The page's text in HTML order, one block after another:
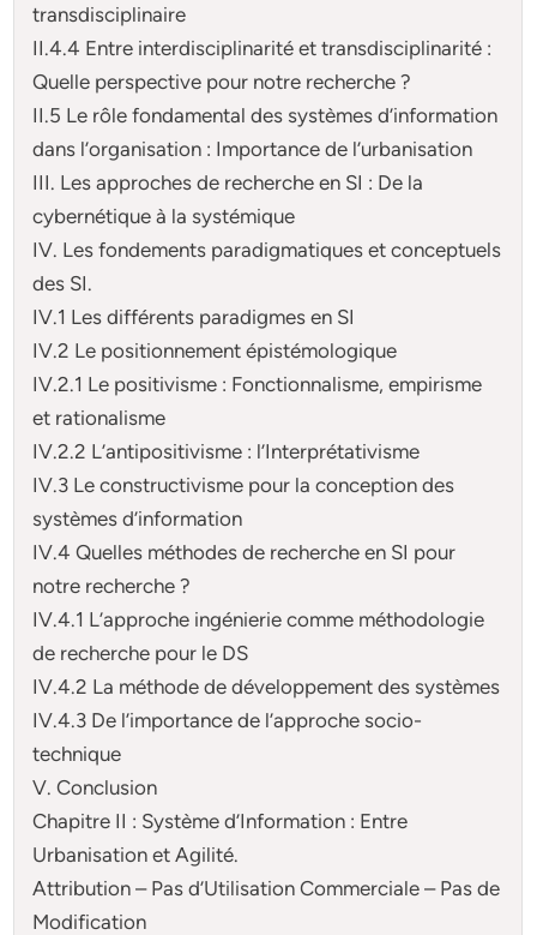
transdisciplinaire
II.4.4 Entre interdisciplinarité et transdisciplinarité :
Quelle perspective pour notre recherche ?
II.5 Le rôle fondamental des systèmes d’information
dans l’organisation : Importance de l’urbanisation
III. Les approches de recherche en SI : De la
cybernétique à la systémique
IV. Les fondements paradigmatiques et conceptuels
des SI.
IV.1 Les différents paradigmes en SI
IV.2 Le positionnement épistémologique
IV.2.1 Le positivisme : Fonctionnalisme, empirisme
et rationalisme
IV.2.2 L’antipositivisme : l’Interprétativisme
IV.3 Le constructivisme pour la conception des
systèmes d’information
IV.4 Quelles méthodes de recherche en SI pour
notre recherche ?
IV.4.1 L’approche ingénierie comme méthodologie
de recherche pour le DS
IV.4.2 La méthode de développement des systèmes
IV.4.3 De l’importance de l’approche socio-
technique
V. Conclusion
Chapitre II : Système d’Information : Entre
Urbanisation et Agilité.
Attribution – Pas d’Utilisation Commerciale – Pas de
Modification